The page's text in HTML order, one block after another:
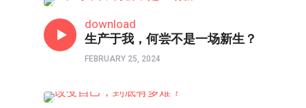
download
生产于我，何尝不是一场新生？
FEBRUARY 25, 2024